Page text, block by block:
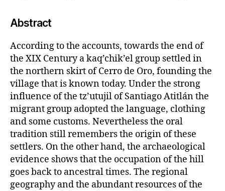
Abstract
According to the accounts, towards the end of
the XIX Century a kaq’chik’el group settled in
the northern skirt of Cerro de Oro, founding the
village that is known today. Under the strong
influence of the tz’utujil of Santiago Atitlán the
migrant group adopted the language, clothing
and some customs. Nevertheless the oral
tradition still remembers the origin of these
settlers. On the other hand, the archaeological
evidence shows that the occupation of the hill
goes back to ancestral times. The regional
geography and the abundant resources of the